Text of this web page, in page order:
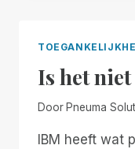
Is het
Door Pneuma
IBM heeft wat